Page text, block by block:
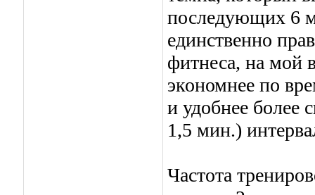
последующих 6
единственно
фитнеса, на мой
экономнее по
и удобнее более
1,5 мин.)
Частота